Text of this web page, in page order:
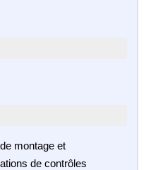
montage et
de contrôles